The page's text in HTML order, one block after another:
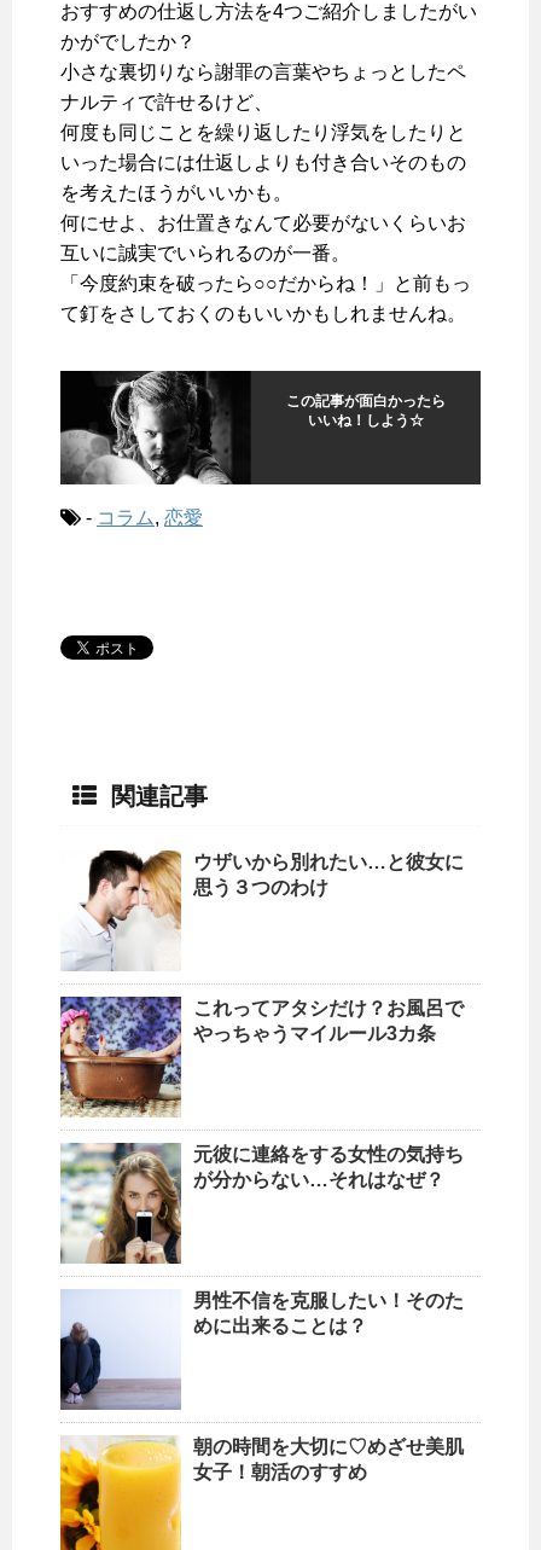
おすすめの仕返し方法を4つご紹介しましたがい
かがでしたか？
小さな裏切りなら謝罪の言葉やちょっとしたペ
ナルティで許せるけど、
何度も同じことを繰り返したり浮気をしたりと
いった場合には仕返しよりも付き合いそのもの
を考えたほうがいいかも。
何にせよ、お仕置きなんて必要がないくらいお
互いに誠実でいられるのが一番。
「今度約束を破ったら○○だからね！」と前もっ
て釘をさしておくのもいいかもしれませんね。
この記事が面白かったら
いいね！しよう☆
- コラム, 恋愛
関連記事
ウザいから別れたい…と彼女に
思う３つのわけ
これってアタシだけ？お風呂で
やっちゃうマイルール3カ条
元彼に連絡をする女性の気持ち
が分からない…それはなぜ？
男性不信を克服したい！そのた
めに出来ることは？
朝の時間を大切に♡めざせ美肌
女子！朝活のすすめ